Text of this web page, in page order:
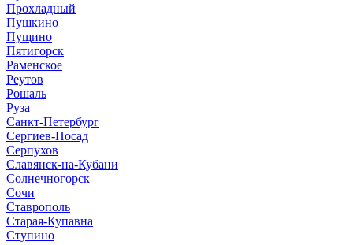
Прохладный
Пушкино
Пущино
Пятигорск
Раменское
Реутов
Рошаль
Руза
Санкт-Петербург
Сергиев-Посад
Серпухов
Славянск-на-Кубани
Солнечногорск
Сочи
Ставрополь
Старая-Купавна
Ступино